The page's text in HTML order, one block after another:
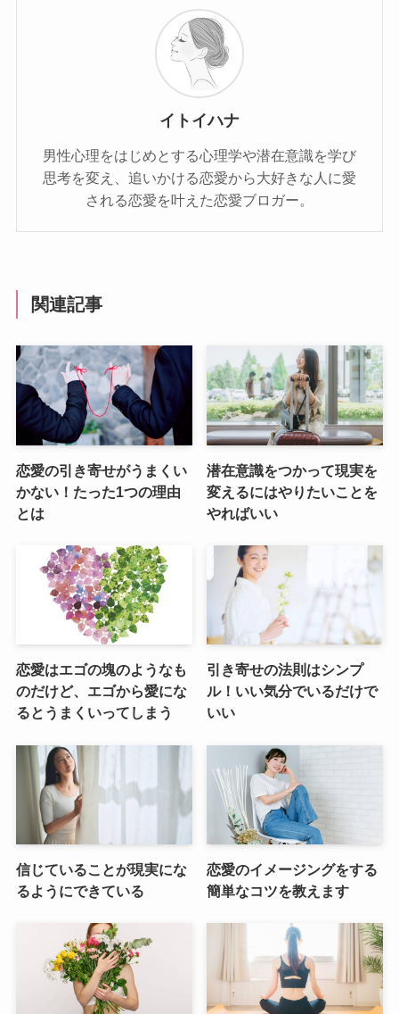
イトイハナ
男性心理をはじめとする心理学や潜在意識を学び
思考を変え、追いかける恋愛から大好きな人に愛
される恋愛を叶えた恋愛ブロガー。
関連記事
恋愛の引き寄せがうまくい
かない！たった1つの理由
とは
潜在意識をつかって現実を
変えるにはやりたいことを
やればいい
恋愛はエゴの塊のようなも
のだけど、エゴから愛にな
るとうまくいってしまう
引き寄せの法則はシンプ
ル！いい気分でいるだけで
いい
信じていることが現実にな
るようにできている
恋愛のイメージングをする
簡単なコツを教えます